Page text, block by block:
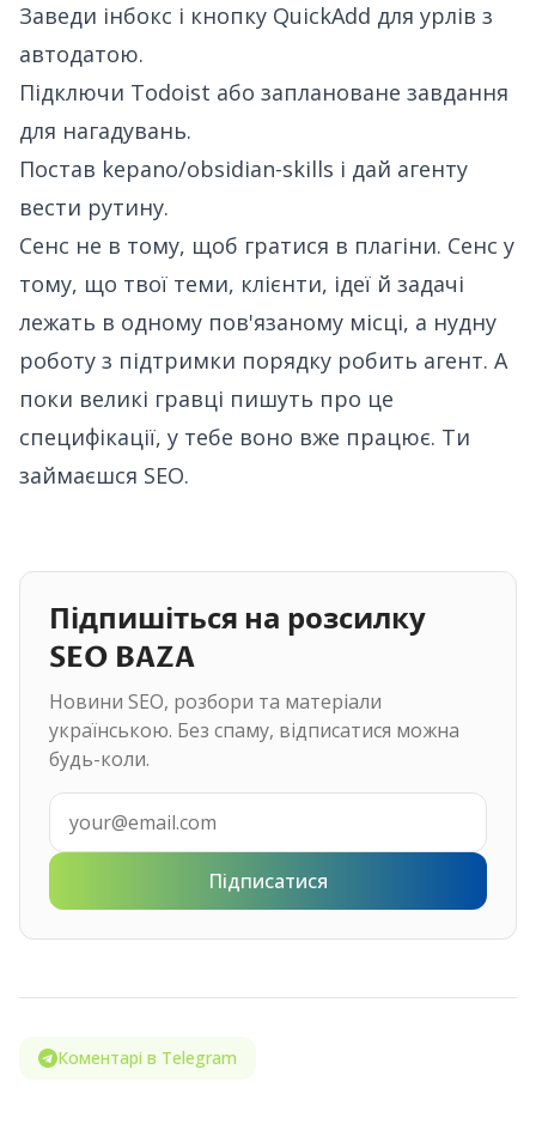
Заведи інбокс і кнопку QuickAdd для урлів з
автодатою.
Підключи Todoist або заплановане завдання
для нагадувань.
Постав kepano/obsidian-skills і дай агенту
вести рутину.
Сенс не в тому, щоб гратися в плагіни. Сенс у
тому, що твої теми, клієнти, ідеї й задачі
лежать в одному пов'язаному місці, а нудну
роботу з підтримки порядку робить агент. А
поки великі гравці пишуть про це
специфікації, у тебе воно вже працює. Ти
займаєшся SEO.
Підпишіться на розсилку
SEO BAZA
Новини SEO, розбори та матеріали
українською. Без спаму, відписатися можна
будь-коли.
Підписатися
Коментарі в Telegram